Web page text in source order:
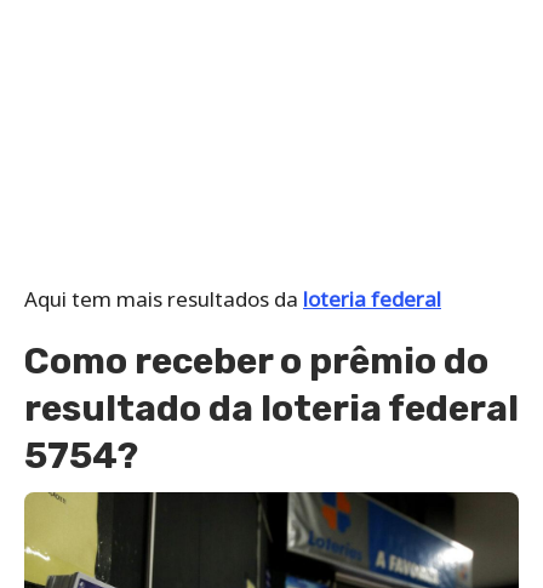
Aqui tem mais resultados da loteria federal
Como receber o prêmio do
resultado da loteria federal
5754?